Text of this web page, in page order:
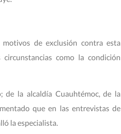
de exclusión contra esta
como la condición
de la alcaldía Cuauhtémoc, de la
que en las entrevistas de
la especialista.